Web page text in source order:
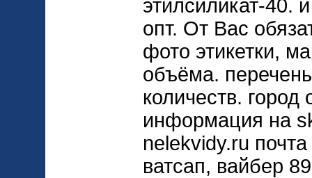
этилсиликат-40.
опт. От Вас
фото этикетки,
объёма.
количеств. город
информация на
nelekvidy.ru
ватсап, вайбер